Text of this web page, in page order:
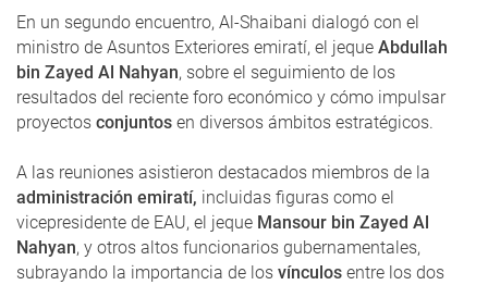
En un segundo encuentro, Al-Shaibani dialogó con el
ministro de Asuntos Exteriores emiratí, el jeque Abdullah
bin Zayed Al Nahyan, sobre el seguimiento de los
resultados del reciente foro económico y cómo impulsar
proyectos conjuntos en diversos ámbitos estratégicos.
A las reuniones asistieron destacados miembros de la
administración emiratí, incluidas figuras como el
vicepresidente de EAU, el jeque Mansour bin Zayed Al
Nahyan, y otros altos funcionarios gubernamentales,
subrayando la importancia de los vínculos entre los dos